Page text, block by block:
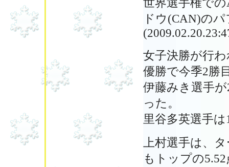
世界選手権での
ドウ(CAN)の
女子決勝が行
優勝で今季2勝
伊藤みき選手
った。
里谷多英選手
上村選手は、
もトップの